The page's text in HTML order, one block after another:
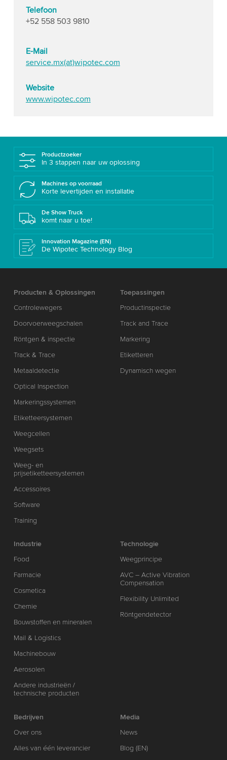
Telefoon
+52 558 503 9810
E-Mail
service.mx(at)wipotec.com
Website
www.wipotec.com
Productzoeker
In 3 stappen naar uw oplossing
Machines op voorraad
Korte levertijden en installatie
De Show Truck
komt naar u toe!
Innovation Magazine (EN)
De Wipotec Technology Blog
Producten & Oplossingen
Controlewegers
Doorvoerweegschalen
Röntgen & inspectie
Track & Trace
Metaaldetectie
Optical Inspection
Markeringssystemen
Etiketteersystemen
Weegcellen
Weegsets
Weeg- en
prijsetiketteersystemen
Accessoires
Software
Training
Toepassingen
Productinspectie
Track and Trace
Markering
Etiketteren
Dynamisch wegen
Industrie
Food
Farmacie
Cosmetica
Chemie
Bouwstoffen en mineralen
Mail & Logistics
Machinebouw
Aerosolen
Andere industrieën /
technische producten
Technologie
Weegprincipe
AVC – Active Vibration
Compensation
Flexibility Unlimited
Röntgendetector
Bedrijven
Over ons
Alles van één leverancier
Media
News
Blog (EN)